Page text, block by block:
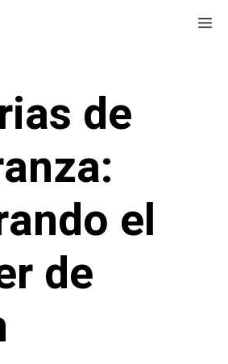
de
el
de